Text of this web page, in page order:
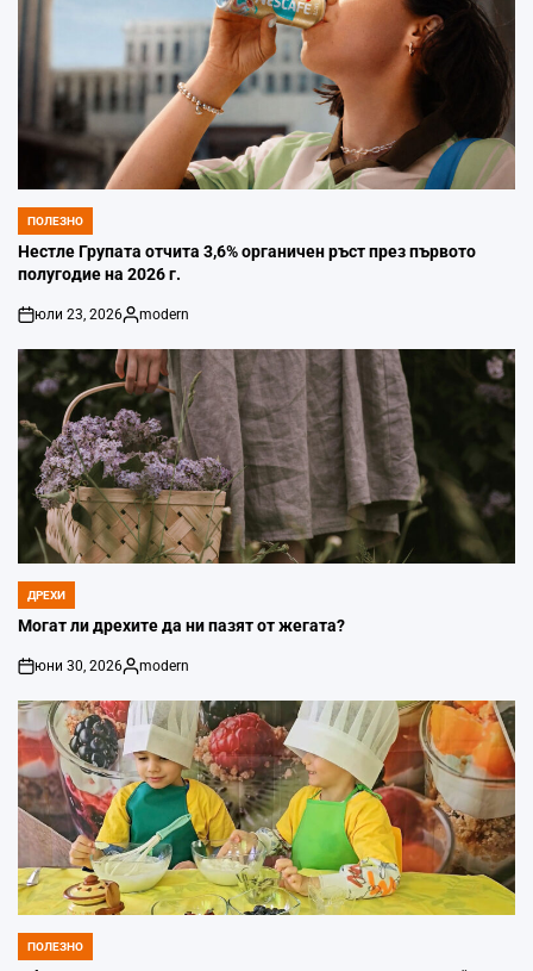
POSTED
IN
ПОЛЕЗНО
Нестле Групата отчита 3,6% органичен ръст през първото
полугодие на 2026 г.
on
юли 23, 2026
Posted
modern
POSTED
IN
ДРЕХИ
Могат ли дрехите да ни пазят от жегата?
on
юни 30, 2026
Posted
modern
POSTED
ПОЛЕЗНО